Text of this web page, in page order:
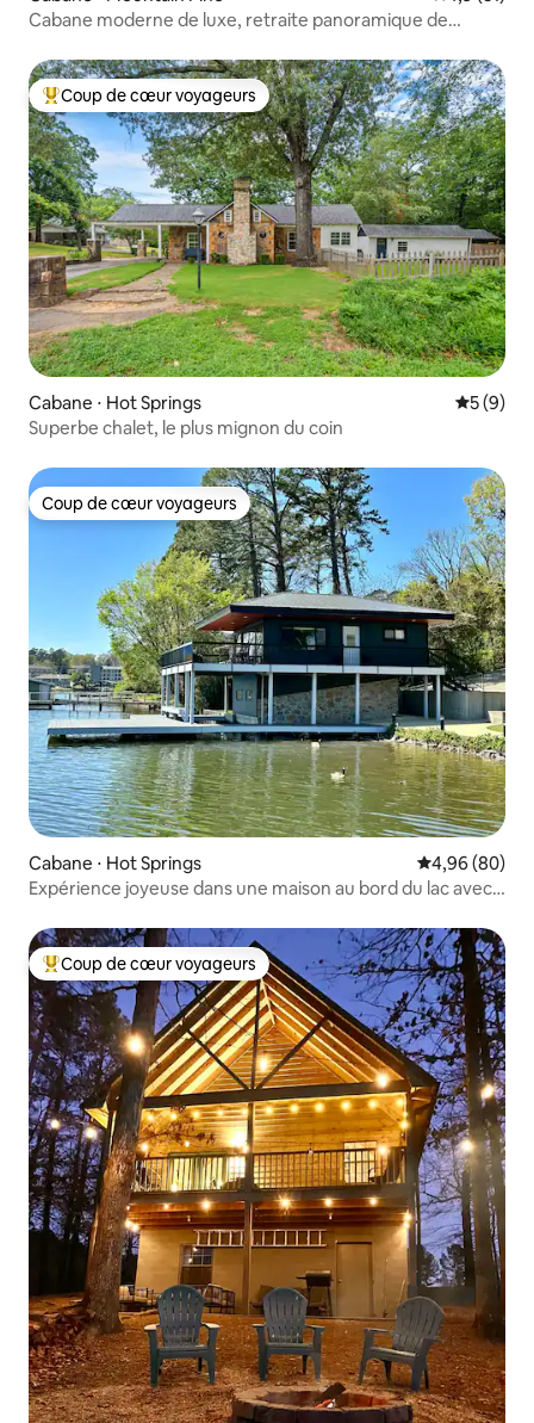
Cabane moderne de luxe, retraite panoramique de
Coups de cœur voyageurs les plus appréciés
Coup de cœur voyageurs
Cabane ⋅ Hot Springs
5 (9)
Superbe chalet, le plus mignon du coin
Coup de cœur voyageurs
Coup de cœur voyageurs
Cabane ⋅ Hot Springs Évaluation
4,96 (80)
Expérience joyeuse dans une maison au bord du lac avec
Coups de cœur voyageurs les plus appréciés
Coup de cœur voyageurs